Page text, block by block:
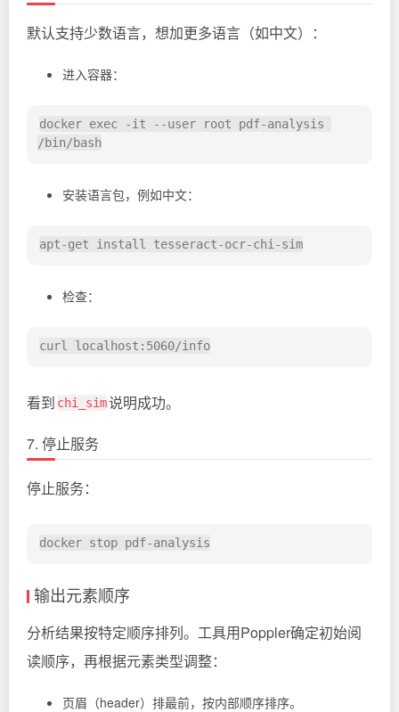
默认支持少数语言，想加更多语言（如中文）：
进入容器：
docker exec -it --user root pdf-analysis
安装语言包，例如中文：
检查：
看到 chi_sim说明成功。
7. 停止服务
停止服务：
输出元素顺序
分析结果按特定顺序排列。工具用Poppler确定初始阅
读顺序，再根据元素类型调整：
页眉（header）排最前，按内部顺序排序。